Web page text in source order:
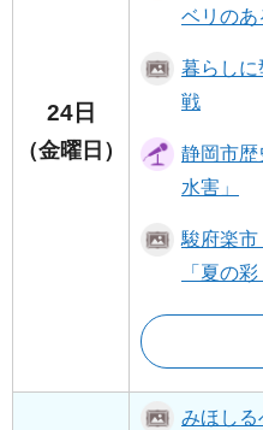
24日
（金曜日）
ベリのあ
暮らし
戦
静岡市
水害」
駿府楽
「夏の
みほしる